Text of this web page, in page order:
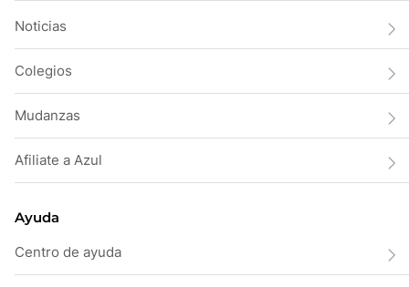
Noticias
Colegios
Mudanzas
Afiliate a Azul
Ayuda
Centro de ayuda